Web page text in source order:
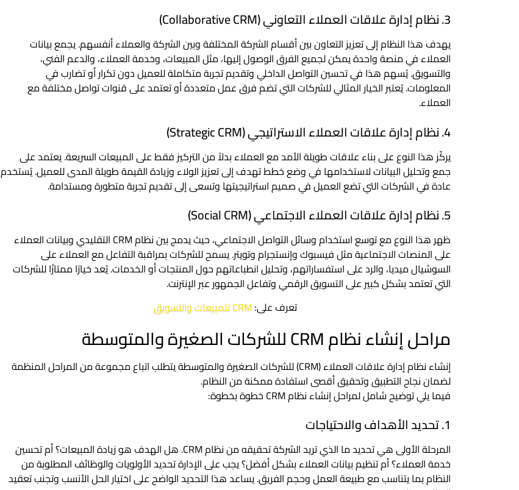
3. نظام إدارة علاقات العملاء التعاوني (Collaborative CRM)
يهدف هذا النظام إلى تعزيز التعاون بين أقسام الشركة المختلفة وبين الشركة والعملاء أنفسهم. يجمع بيانات
العملاء في منصة واحدة يمكن لجميع الفرق الوصول إليها، مثل المبيعات، وخدمة العملاء، والدعم الفني،
والتسويق. يُسهم هذا في تحسين التواصل الداخلي وتقديم تجربة متكاملة للعميل دون تكرار أو تضارب في
المعلومات. يُعتبر الخيار المثالي للشركات التي تضم فرق عمل متعددة أو تعتمد على قنوات تواصل مختلفة مع
العملاء.
4. نظام إدارة علاقات العملاء الاستراتيجي (Strategic CRM)
يركّز هذا النوع على بناء علاقات طويلة الأمد مع العملاء بدلاً من التركيز فقط على المبيعات السريعة. يعتمد على
جمع وتحليل البيانات لاستخدامها في وضع خطط تهدف إلى تعزيز الولاء وزيادة القيمة طويلة المدى للعميل. يُستخدم
عادة في الشركات التي تضع العميل في صميم استراتيجيتها وتسعى إلى تقديم تجربة متطورة ومستدامة.
5. نظام إدارة علاقات العملاء الاجتماعي (Social CRM)
ظهر هذا النوع مع توسع استخدام وسائل التواصل الاجتماعي، حيث يدمج بين نظام CRM التقليدي وبيانات العملاء
على المنصات الاجتماعية مثل فيسبوك وإنستجرام وتويتر. يسمح للشركات بمراقبة التفاعل مع العملاء على
السوشيال ميديا، والرد على استفساراتهم، وتحليل انطباعاتهم حول المنتجات أو الخدمات. يُعد خيارًا ممتازًا للشركات
التي تعتمد بشكل كبير على التسويق الرقمي وتفاعل الجمهور عبر الإنترنت.
تعرف على:CRM للمبيعات والتسويق
مراحل إنشاء نظام CRM للشركات الصغيرة والمتوسطة
إنشاء نظام إدارة علاقات العملاء (CRM) للشركات الصغيرة والمتوسطة يتطلب اتباع مجموعة من المراحل المنظمة
لضمان نجاح التطبيق وتحقيق أقصى استفادة ممكنة من النظام.
فيما يلي توضيح شامل لمراحل إنشاء نظام CRM خطوة بخطوة:
1. تحديد الأهداف والاحتياجات
المرحلة الأولى هي تحديد ما الذي تريد الشركة تحقيقه من نظام CRM. هل الهدف هو زيادة المبيعات؟ أم تحسين
خدمة العملاء؟ أم تنظيم بيانات العملاء بشكل أفضل؟ يجب على الإدارة تحديد الأولويات والوظائف المطلوبة من
النظام بما يتناسب مع طبيعة العمل وحجم الفريق. يساعد هذا التحديد الواضح على اختيار الحل الأنسب وتجنب تعقيد